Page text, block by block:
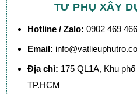
TƯ PHỤ XÂY
Hotline / Zalo: 0902 469 466
Email:
Địa chỉ: 175 QL1A, Khu
TP.HCM